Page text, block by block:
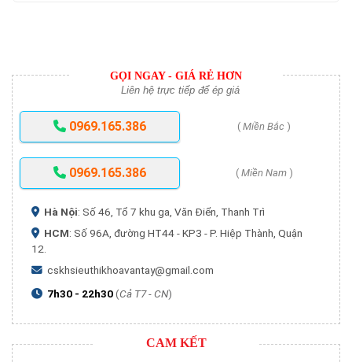
GỌI NGAY - GIÁ RẺ HƠN
Liên hệ trực tiếp để ép giá
0969.165.386 ( Miền Bắc )
0969.165.386 ( Miền Nam)
Hà Nội: Số 46, Tổ 7 khu ga, Văn Điển, Thanh Trì
HCM: Số 96A, đường HT44 - KP3 - P. Hiệp Thành, Quận
12.
cskhsieuthikhoavantay@gmail.com
7h30 - 22h30(Cả T7 - CN)
CAM KẾT